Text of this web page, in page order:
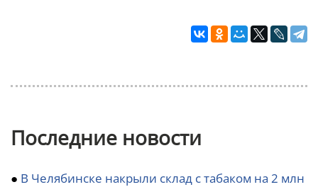
Последние новости
● В Челябинске накрыли склад с табаком на 2 млн